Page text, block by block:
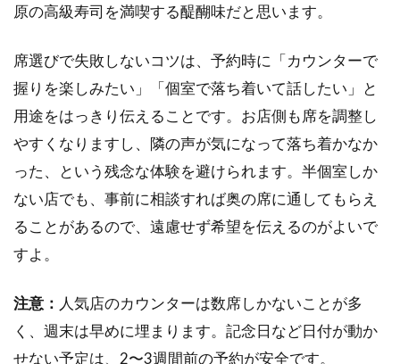
原の高級寿司を満喫する醍醐味だと思います。
席選びで失敗しないコツは、予約時に「カウンターで
握りを楽しみたい」「個室で落ち着いて話したい」と
用途をはっきり伝えることです。お店側も席を調整し
やすくなりますし、隣の声が気になって落ち着かなか
った、という残念な体験を避けられます。半個室しか
ない店でも、事前に相談すれば奥の席に通してもらえ
ることがあるので、遠慮せず希望を伝えるのがよいで
すよ。
注意： 人気店のカウンターは数席しかないことが多
く、週末は早めに埋まります。記念日など日付が動か
せない予定は、2〜3週間前の予約が安全です。